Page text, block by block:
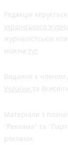
Редакція
українського
журналістської
можна тут
Видання є членом
України та
Матеріали з
"Реклама" та
реклами.